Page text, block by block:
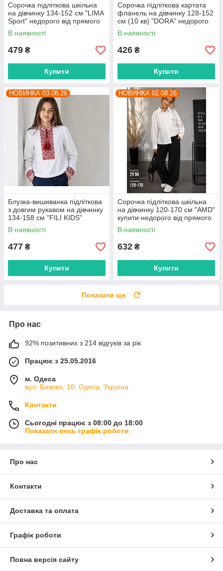
Сорочка підліткова шкільна
на дівчинку 134-152 см "LIMA
Sport" недорого від прямого
постачальника
В наявності
479 ₴
Купити
Сорочка підліткова картата
фланель на дівчинку 128-152
см (10 кв) "DORA" недорого
від прямого постачальника
В наявності
426 ₴
Купити
НОВИНКА 03.08.26
Блузка-вишиванка підліткова
з довгим рукавом на дівчинку
134-158 см "FILI KIDS"
недорого від прямого
постачальника
В наявності
477 ₴
Купити
НОВИНКА 02.08.26
Сорочка підліткова шкільна
на дівчинку 120-170 см "AMD"
купити недорого від прямого
постачальника
В наявності
632 ₴
Купити
Показати ще
Про нас
92% позитивних з 214 відгуків за рік
Працює з 25.05.2016
м. Одеса
вул. Базова, 10, Одеса, Україна
Контакти
Сьогодні працює з 08:00 до 18:00
Показати весь графік роботи
Про нас
Контакти
Доставка та оплата
Графік роботи
Повна версія сайту